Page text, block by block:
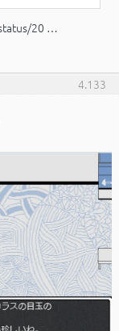
20 …
4.133